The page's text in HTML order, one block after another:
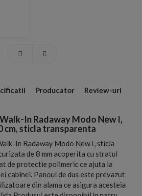
Producator Review-uri
In Radaway Modo New I,
cm, sticla transparenta
In Radaway Modo New I, sticla
de 8 mm acoperita cu stratul
de protectie polimeric ce ajuta la
cabinei. Panoul de dus este prevazut
din alama ce asigura acesteia